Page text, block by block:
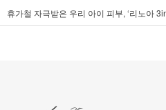
휴가철 자극받은 우리 아이 피부, ‘리노아